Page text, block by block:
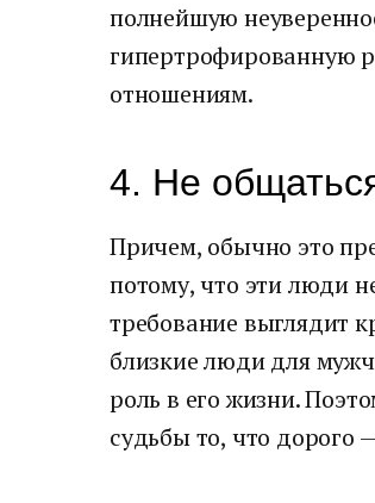
полнейшую
гипертрофированную
отношениям.
4. Не
Причем, обычно это
потому, что эти люди
требование выглядит
близкие люди для
роль в его жизни.
судьбы то, что дорого